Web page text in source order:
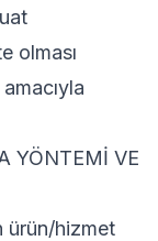
olması
YÖNTEMİ VE
ürün/hizmet